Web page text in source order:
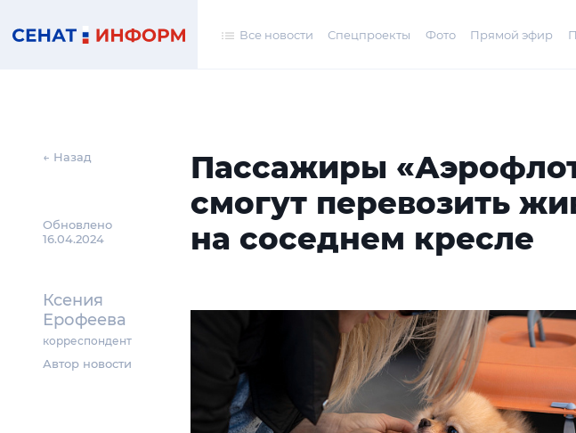
Все новости Спецпроекты Фото Прямой эфир
← Назад
Обновлено
16.04.2024
Ксения
Ерофеева
корреспондент
Автор новости
Пассажиры
смогут перевозить
на соседнем кресле